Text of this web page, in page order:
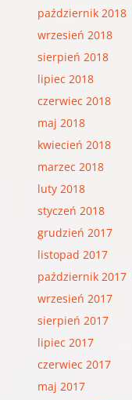
październik 2018
wrzesień 2018
sierpień 2018
lipiec 2018
czerwiec 2018
maj 2018
kwiecień 2018
marzec 2018
luty 2018
styczeń 2018
grudzień 2017
listopad 2017
październik 2017
wrzesień 2017
sierpień 2017
lipiec 2017
czerwiec 2017
maj 2017